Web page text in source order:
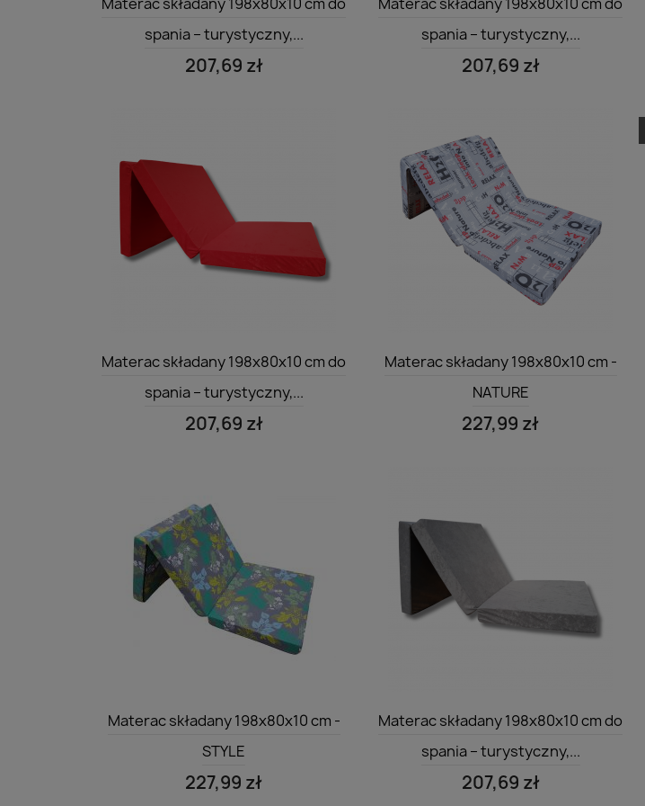
spania – turystyczny,...
207,69 zł
spania – turystyczny,...
207,69 zł
Szybki podgląd
Materac składany 198x80x10 cm do
spania – turystyczny,...
207,69 zł
 Szybki podgląd
Materac składany 198x80x10 cm -
NATURE
227,99 zł
 Szybki podgląd
Materac składany 198x80x10 cm -
STYLE
227,99 zł
 Szybki podgląd
Materac składany 198x80x10 cm do
spania – turystyczny,...
207,69 zł